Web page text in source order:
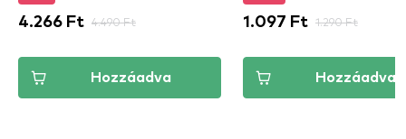
4.266 Ft 4.490 Ft
Hozzáadva
1.097 Ft 1.290 Ft
Hozzáadva